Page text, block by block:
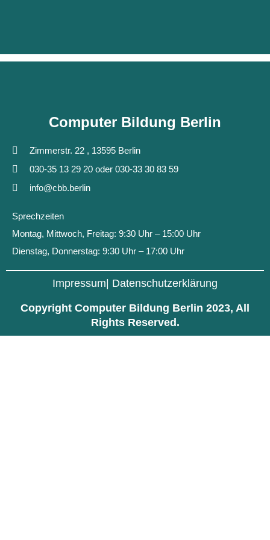
Computer Bildung Berlin
Zimmerstr. 22 , 13595 Berlin
030-35 13 29 20 oder 030-33 30 83 59
info@cbb.berlin
Sprechzeiten
Montag, Mittwoch, Freitag: 9:30 Uhr – 15:00 Uhr
Dienstag, Donnerstag: 9:30 Uhr – 17:00 Uhr
Impressum | Datenschutzerklärung
Copyright Computer Bildung Berlin 2023, All
Rights Reserved.